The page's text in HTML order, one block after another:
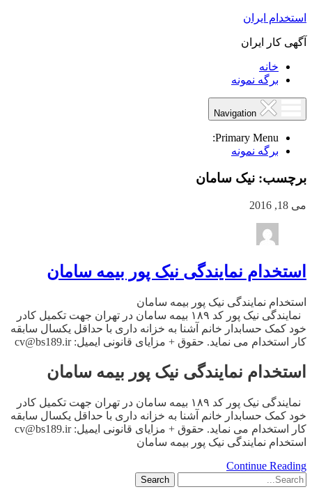
استخدام ایران
آگهی کار ایران
خانه
برگه نمونه
Primary Menu:
برگه نمونه
برچسب: نیک سامان
می 18, 2016
استخدام نمایندگی نیک پور بیمه سامان
استخدام نمایندگی نیک پور بیمه سامان
نمایندگی نیک پور کد ۱۸۹ بیمه سامان در تهران جهت تکمیل کادر
خود کمک حسابدار خانم آشنا به خزانه داری با حداقل یکسال سابقه
کار استخدام می نماید. حقوق + مزایای قانونی ایمیل: cv@bs189.ir
استخدام نمایندگی نیک پور بیمه سامان
نمایندگی نیک پور کد ۱۸۹ بیمه سامان در تهران جهت تکمیل کادر
خود کمک حسابدار خانم آشنا به خزانه داری با حداقل یکسال سابقه
کار استخدام می نماید. حقوق + مزایای قانونی ایمیل: cv@bs189.ir
استخدام نمایندگی نیک پور بیمه سامان
Continue Reading